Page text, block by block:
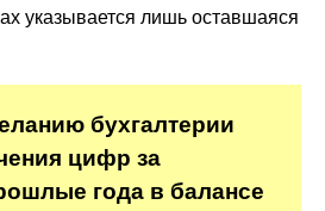
указывается лишь оставшаяся
бухгалтерии
цифр за
года в балансе